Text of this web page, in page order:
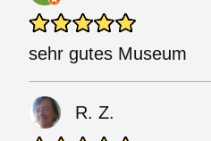
sehr gutes Museum
R. Z.